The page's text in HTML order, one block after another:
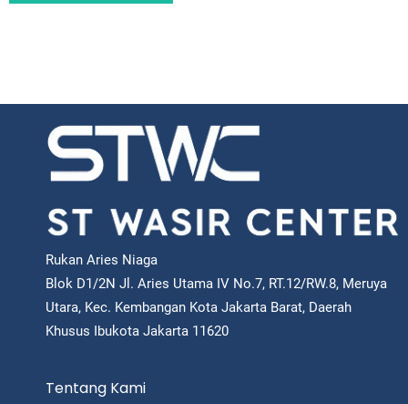
Rukan Aries Niaga
Blok D1/2N Jl. Aries Utama IV No.7, RT.12/RW.8, Meruya
Utara, Kec. Kembangan Kota Jakarta Barat, Daerah
Khusus Ibukota Jakarta 11620
Tentang Kami